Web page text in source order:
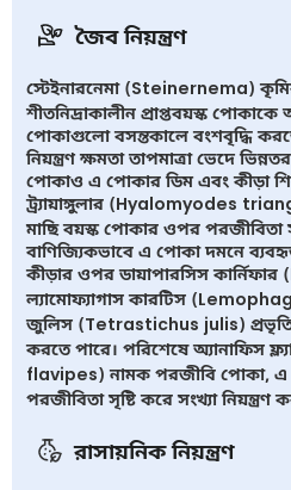
জৈব নিয়ন্ত্রণ
স্টেইনারনেমা (Steinernema)
শীতনিদ্রাকালীন প্রাপ্তবয়স্ক
পোকাগুলো বসন্তকালে বংশবৃদ্ধি
নিয়ন্ত্রণ ক্ষমতা তাপমাত্রা ভেদে
পোকাও এ পোকার ডিম এবং কীড়া
ট্র্যায়াঙ্গুলার (Hyalomyodes
মাছি বয়স্ক পোকার ওপর পরজীবিতা
বাণিজ্যিকভাবে এ পোকা দমনে
কীড়ার ওপর ডায়াপারসিস
ল্যামোফ্যাগাস কারটিস
জুলিস (Tetrastichus julis)
করতে পারে। পরিশেষে অ্যানাফিস
flavipes) নামক পরজীবি পোকা,
পরজীবিতা সৃষ্টি করে সংখ্যা নিয়ন্ত্রণ
রাসায়নিক নিয়ন্ত্রণ